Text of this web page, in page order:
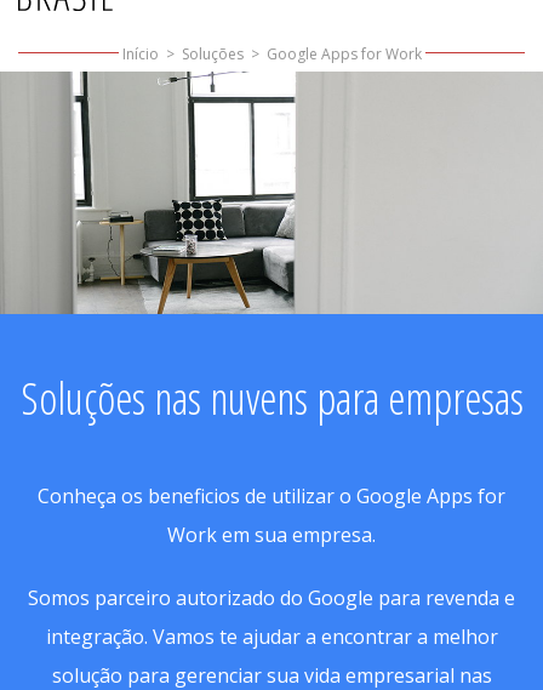
Início > Soluções > Google Apps for Work
Soluções nas nuvens para empresas
Conheça os beneficios de utilizar o Google Apps for
Work em sua empresa.
Somos parceiro autorizado do Google para revenda e
integração. Vamos te ajudar a encontrar a melhor
solução para gerenciar sua vida empresarial nas